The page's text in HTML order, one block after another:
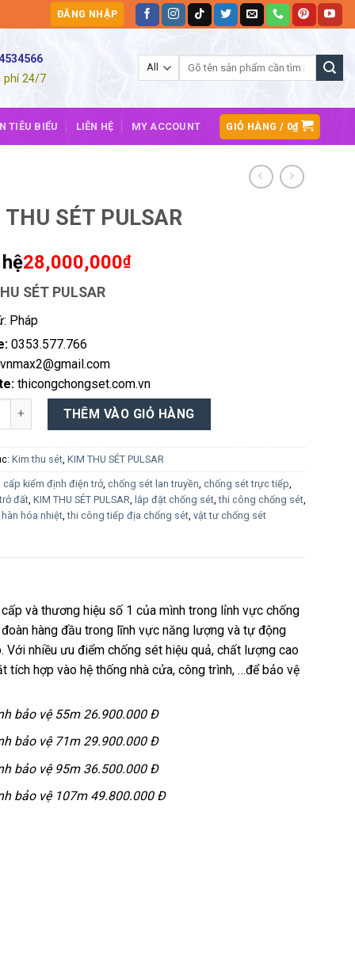
ĐĂNG NHẬP
phí 24/7
Tìm
TIÊU BIỂU LIÊN HỆ MY ACCOUNT GIỎ HÀNG / 0₫
SÉT PULSAR
28,000,000₫
SÉT PULSAR
Pháp
0353.577.766
thicongchongset.com.vn
SÉT PULSAR số lượng
THÊM VÀO GIỎ HÀNG
Kim thu sét, KIM THU SÉT PULSAR
cấp kiểm định điện trở, chống sét lan truyền chống sét trực tiếp
đất, KIM THU SÉT PULSAR lắp đặt chống sét,thi công chống sét,
hóa nhiệt,thi công tiếp địa chống sét, vật tư chống sét
và thương hiệu số 1 của mình trong lỉnh vực chống
hàng đầu trong lĩnh vực năng lượng và tự động
nhiều ưu điểm chống sét hiệu quả, chất lượng cao
tích hợp vào hệ thống nhà cửa, công trình, …để bảo vệ
bảo vệ 55m 26.900.000 Đ
bảo vệ 71m 29.900.000 Đ
bảo vệ 95m 36.500.000 Đ
bảo vệ 107m 49.800.000 Đ